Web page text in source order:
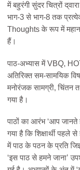
में बहुरंगी सुंदर चित्रों
भाग-‌3 से भाग-‌8 तक
Thoughts के रूप में महान
हैं।
पाठ-अभ्यास में VBQ,
अतिरिक्‍‌त ‌सम-सामयिक
मनोरंजक सामग्री, चिंतन
गया है।
पाठों का आरंभ ‘आप जानते
गया है कि शिक्षार्थी
में पाठ के पठन के प्रति
‘इस पाठ से हमने जाना’